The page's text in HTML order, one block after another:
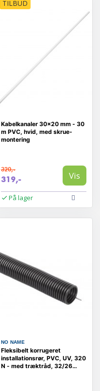
TILBUD
Kabelkanaler 30×20 mm - 30
m PVC, hvid, med skrue-
montering
320,-
319,- Vis
På lager
NO NAME
Fleksibelt korrugeret
installationsrør, PVC, UV, 320
N - med træktråd, 32/26